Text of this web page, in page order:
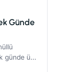
Günde
günde üç